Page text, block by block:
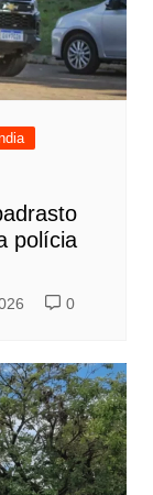
polícia
0